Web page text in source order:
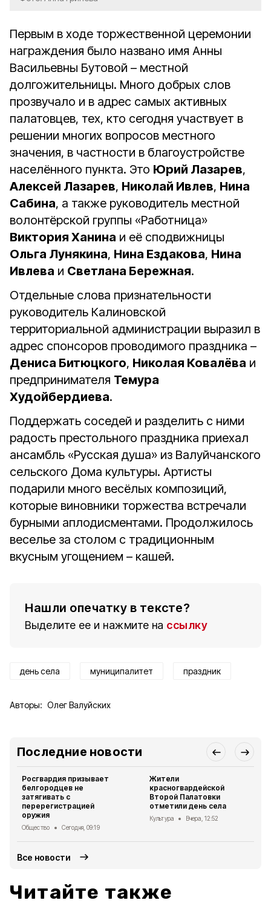
Первым в ходе торжественной церемонии
награждения было названо имя Анны
Васильевны Бутовой – местной
долгожительницы. Много добрых слов
прозвучало и в адрес самых активных
палатовцев, тех, кто сегодня участвует в
решении многих вопросов местного
значения, в частности в благоустройстве
населённого пункта. Это Юрий Лазарев,
Алексей Лазарев, Николай Ивлев, Нина
Сабина, а также руководитель местной
волонтёрской группы «Работница»
Виктория Ханина и её сподвижницы
Ольга Лунякина, Нина Ездакова, Нина
Ивлева и Светлана Бережная.
Отдельные слова признательности
руководитель Калиновской
территориальной администрации выразил в
адрес спонсоров проводимого праздника –
Дениса Битюцкого, Николая Ковалёва и
предпринимателя Темура
Худойбердиева.
Поддержать соседей и разделить с ними
радость престольного праздника приехал
ансамбль «Русская душа» из Валуйчанского
сельского Дома культуры. Артисты
подарили много весёлых композиций,
которые виновники торжества встречали
бурными аплодисментами. Продолжилось
веселье за столом с традиционным
вкусным угощением – кашей.
Нашли опечатку в тексте?
Выделите ее и нажмите на ссылку
день села муниципалитет праздник
Авторы: Олег Валуйских
Последние новости
Росгвардия призывает
белгородцев не
затягивать с
перерегистрацией
оружия
Общество Сегодня, 09:19
Жители
красногвардейской
Второй Палатовки
отметили день села
Культура Вчера, 12:52
Все новости
Читайте также